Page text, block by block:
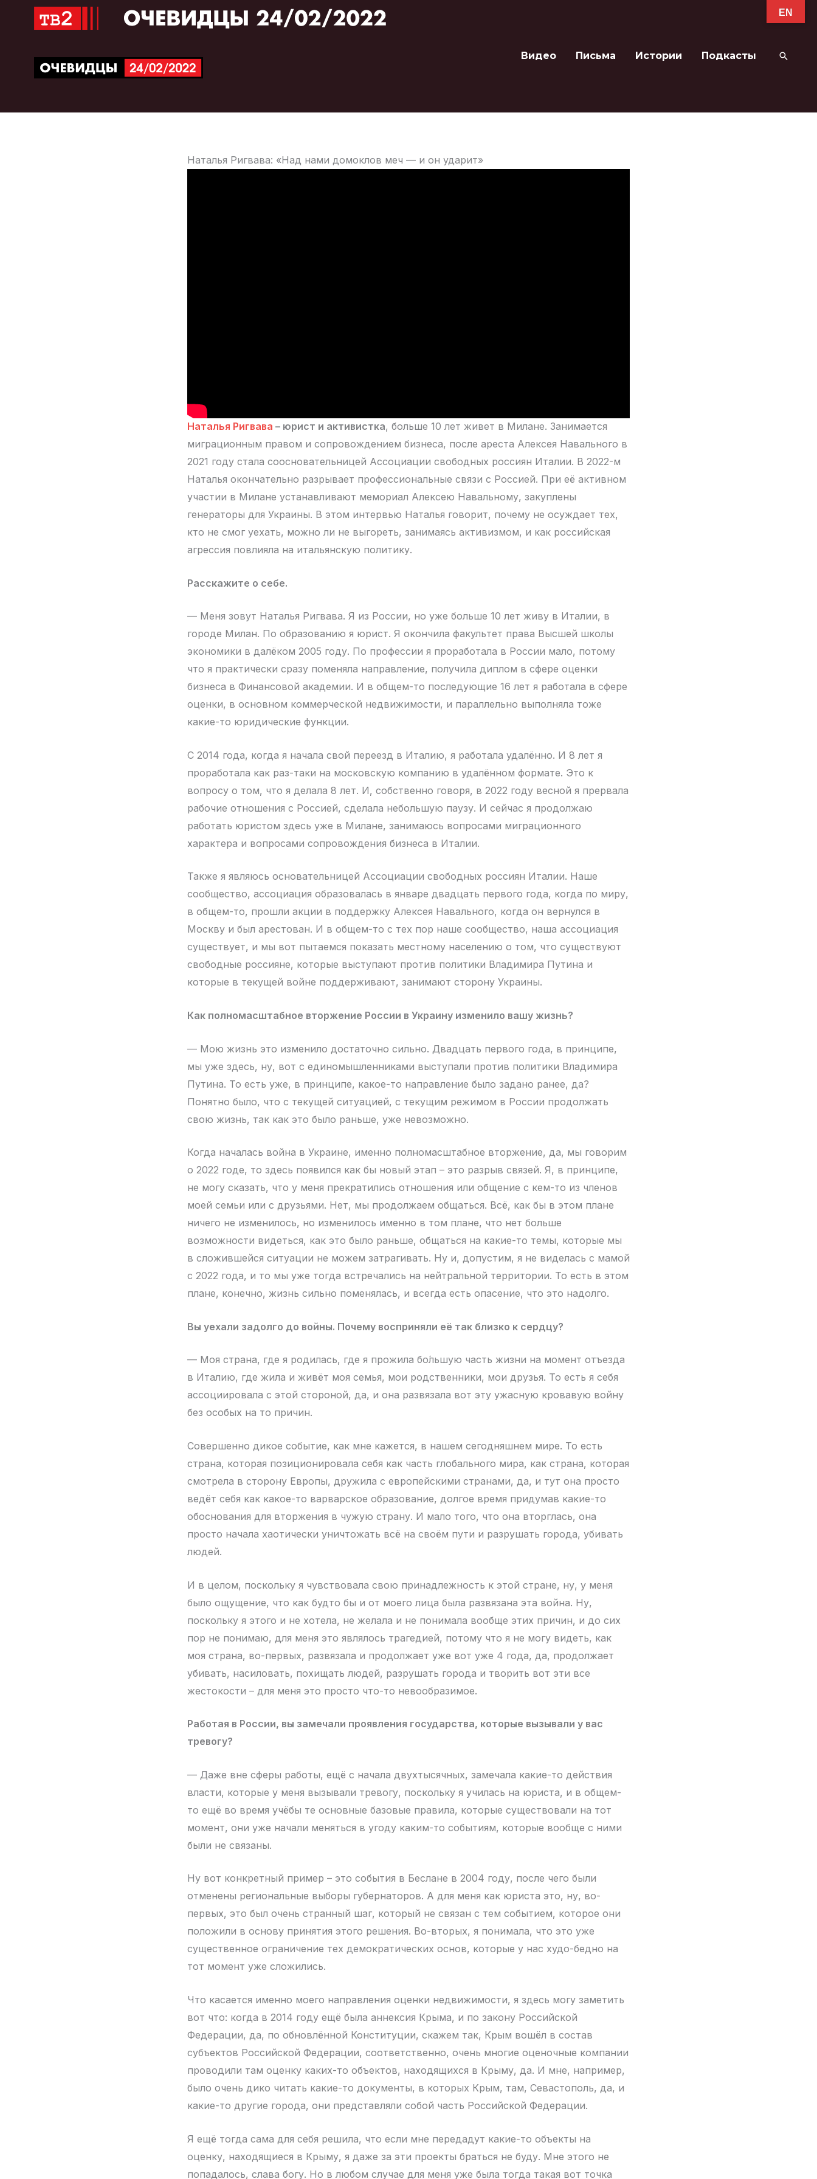
Перейти
Видео Письма Истории Подкасты Поиск
Наталья Ригвава: «Над нами домоклов меч — и он ударит»
Наталья Ригвава – юрист и активистка, больше 10 лет живет в Милане. Занимается
миграционным правом и сопровождением бизнеса, после ареста Алексея Навального в
2021 году стала соосновательницей Ассоциации свободных россиян Италии. В 2022-м
Наталья окончательно разрывает профессиональные связи с Россией. При её активном
участии в Милане устанавливают мемориал Алексею Навальному, закуплены
генераторы для Украины. В этом интервью Наталья говорит, почему не осуждает тех,
кто не смог уехать, можно ли не выгореть, занимаясь активизмом, и как российская
агрессия повлияла на итальянскую политику.
Расскажите о себе.
— Меня зовут Наталья Ригвава. Я из России, но уже больше 10 лет живу в Италии, в
городе Милан. По образованию я юрист. Я окончила факультет права Высшей школы
экономики в далёком 2005 году. По профессии я проработала в России мало, потому
что я практически сразу поменяла направление, получила диплом в сфере оценки
бизнеса в Финансовой академии. И в общем-то последующие 16 лет я работала в сфере
оценки, в основном коммерческой недвижимости, и параллельно выполняла тоже
какие-то юридические функции.
С 2014 года, когда я начала свой переезд в Италию, я работала удалённо. И 8 лет я
проработала как раз-таки на московскую компанию в удалённом формате. Это к
вопросу о том, что я делала 8 лет. И, собственно говоря, в 2022 году весной я прервала
рабочие отношения с Россией, сделала небольшую паузу. И сейчас я продолжаю
работать юристом здесь уже в Милане, занимаюсь вопросами миграционного
характера и вопросами сопровождения бизнеса в Италии.
Также я являюсь основательницей Ассоциации свободных россиян Италии. Наше
сообщество, ассоциация образовалась в январе двадцать первого года, когда по миру,
в общем-то, прошли акции в поддержку Алексея Навального, когда он вернулся в
Москву и был арестован. И в общем-то с тех пор наше сообщество, наша ассоциация
существует, и мы вот пытаемся показать местному населению о том, что существуют
свободные россияне, которые выступают против политики Владимира Путина и
которые в текущей войне поддерживают, занимают сторону Украины.
Как полномасштабное вторжение России в Украину изменило вашу жизнь?
— Мою жизнь это изменило достаточно сильно. Двадцать первого года, в принципе,
мы уже здесь, ну, вот с единомышленниками выступали против политики Владимира
Путина. То есть уже, в принципе, какое-то направление было задано ранее, да?
Понятно было, что с текущей ситуацией, с текущим режимом в России продолжать
свою жизнь, так как это было раньше, уже невозможно.
Когда началась война в Украине, именно полномасштабное вторжение, да, мы говорим
о 2022 годе, то здесь появился как бы новый этап – это разрыв связей. Я, в принципе,
не могу сказать, что у меня прекратились отношения или общение с кем-то из членов
моей семьи или с друзьями. Нет, мы продолжаем общаться. Всё, как бы в этом плане
ничего не изменилось, но изменилось именно в том плане, что нет больше
возможности видеться, как это было раньше, общаться на какие-то темы, которые мы
в сложившейся ситуации не можем затрагивать. Ну и, допустим, я не виделась с мамой
с 2022 года, и то мы уже тогда встречались на нейтральной территории. То есть в этом
плане, конечно, жизнь сильно поменялась, и всегда есть опасение, что это надолго.
Вы уехали задолго до войны. Почему восприняли её так близко к сердцу?
— Моя страна, где я родилась, где я прожила бо́льшую часть жизни на момент отъезда
в Италию, где жила и живёт моя семья, мои родственники, мои друзья. То есть я себя
ассоциировала с этой стороной, да, и она развязала вот эту ужасную кровавую войну
без особых на то причин.
Совершенно дикое событие, как мне кажется, в нашем сегодняшнем мире. То есть
страна, которая позиционировала себя как часть глобального мира, как страна, которая
смотрела в сторону Европы, дружила с европейскими странами, да, и тут она просто
ведёт себя как какое-то варварское образование, долгое время придумав какие-то
обоснования для вторжения в чужую страну. И мало того, что она вторглась, она
просто начала хаотически уничтожать всё на своём пути и разрушать города, убивать
людей.
И в целом, поскольку я чувствовала свою принадлежность к этой стране, ну, у меня
было ощущение, что как будто бы и от моего лица была развязана эта война. Ну,
поскольку я этого и не хотела, не желала и не понимала вообще этих причин, и до сих
пор не понимаю, для меня это являлось трагедией, потому что я не могу видеть, как
моя страна, во-первых, развязала и продолжает уже вот уже 4 года, да, продолжает
убивать, насиловать, похищать людей, разрушать города и творить вот эти все
жестокости – для меня это просто что-то невообразимое.
Работая в России, вы замечали проявления государства, которые вызывали у вас
тревогу?
— Даже вне сферы работы, ещё с начала двухтысячных, замечала какие-то действия
власти, которые у меня вызывали тревогу, поскольку я училась на юриста, и в общем-
то ещё во время учёбы те основные базовые правила, которые существовали на тот
момент, они уже начали меняться в угоду каким-то событиям, которые вообще с ними
были не связаны.
Ну вот конкретный пример – это события в Беслане в 2004 году, после чего были
отменены региональные выборы губернаторов. А для меня как юриста это, ну, во-
первых, это был очень странный шаг, который не связан с тем событием, которое они
положили в основу принятия этого решения. Во-вторых, я понимала, что это уже
существенное ограничение тех демократических основ, которые у нас худо-бедно на
тот момент уже сложились.
Что касается именно моего направления оценки недвижимости, я здесь могу заметить
вот что: когда в 2014 году ещё была аннексия Крыма, и по закону Российской
Федерации, да, по обновлённой Конституции, скажем так, Крым вошёл в состав
субъектов Российской Федерации, соответственно, очень многие оценочные компании
проводили там оценку каких-то объектов, находящихся в Крыму, да. И мне, например,
было очень дико читать какие-то документы, в которых Крым, там, Севастополь, да, и
какие-то другие города, они представляли собой часть Российской Федерации.
Я ещё тогда сама для себя решила, что если мне передадут какие-то объекты на
оценку, находящиеся в Крыму, я даже за эти проекты браться не буду. Мне этого не
попадалось, слава богу. Но в любом случае для меня уже была тогда такая вот точка
EN